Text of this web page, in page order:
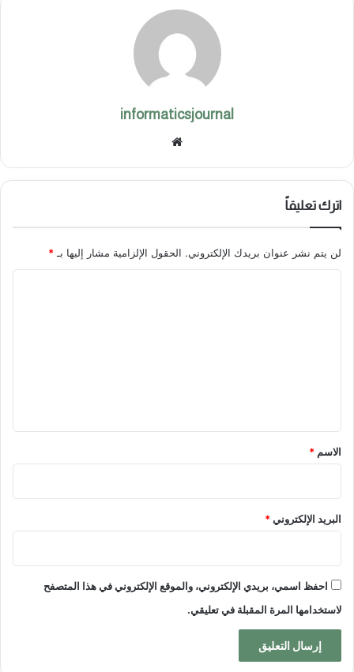
informaticsjournal
الوي
اترك تعليقاً
لن يتم نشر عنوان بريدك الإلكتروني. الحقول الإلزامية مشار إليها بـ *
*
الاسم *
البريد الإلكتروني*
احفظ اسمي، بريدي الإلكتروني، والموقع الإلكتروني في هذا المتصفح
لاستخدامها المرة المقبلة في تعليقي.